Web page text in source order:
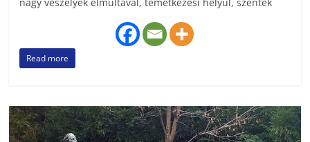
Read more